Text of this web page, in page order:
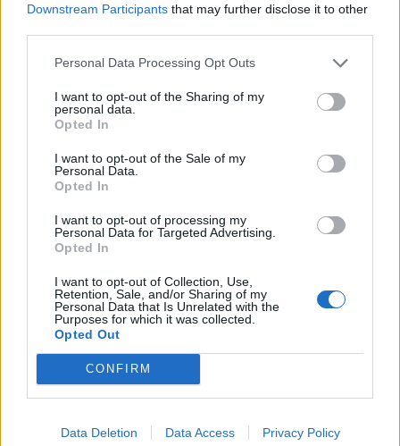
Downstream Participants that may further disclose it to other
Personal Data Processing Opt Outs
I want to opt-out of the Sharing of my
personal data.
Opted In
I want to opt-out of the Sale of my
Personal Data.
Opted In
I want to opt-out of processing my
Personal Data for Targeted Advertising.
Opted In
I want to opt-out of Collection, Use,
Retention, Sale, and/or Sharing of my
Personal Data that Is Unrelated with the
Purposes for which it was collected.
Opted Out
CONFIRM
Data Deletion Data Access Privacy Policy
Barcelona (Barcelona)
Ver más
BCN Seguros, S.L.